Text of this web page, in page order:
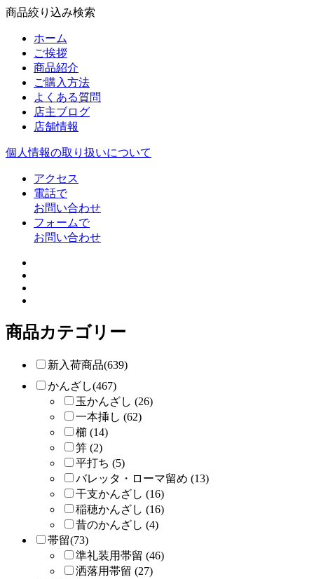
商品絞り込み検索
ホーム
ご挨拶
商品紹介
ご購入方法
よくある質問
店主ブログ
店舗情報
個人情報の取り扱いについて
アクセス
電話で
お問い合わせ
フォームで
お問い合わせ
商品カテゴリー
新入荷商品(639)
かんざし(467)
玉かんざし (26)
一本挿し (62)
櫛 (14)
笄 (2)
平打ち (5)
バレッタ・ローマ留め (13)
干支かんざし (16)
稲穂かんざし (16)
昔のかんざし (4)
帯留(73)
準礼装用帯留 (46)
洒落用帯留 (27)